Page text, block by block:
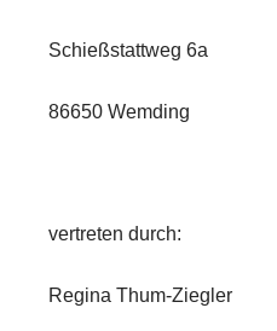
Schießstattweg 6a
86650 Wemding
vertreten durch:
Regina Thum-Ziegler